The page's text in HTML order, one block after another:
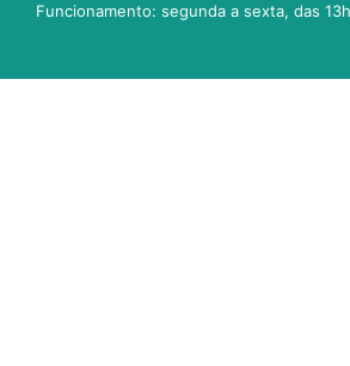
Funcionamento: segunda a sexta, das